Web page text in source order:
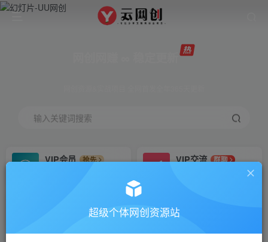
输入关键词搜索
VIP会员
抢先
VIP交流
群聊
研究探讨更多创业项目路子。
会员专属推广链接
招募站长
超级个体网创资源站